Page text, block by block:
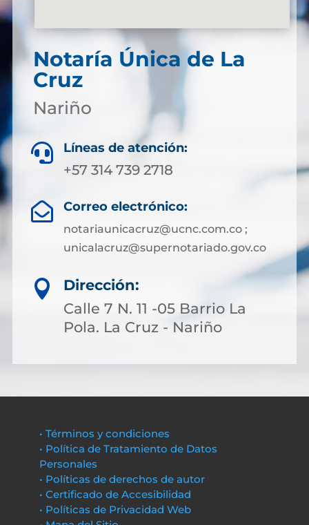
Notaría Única de La
Cruz
Nariño
 Líneas de atención:
+57 314 739 2718
 Correo electrónico:
notariaunicacruz@ucnc.com.co ;
unicalacruz@supernotariado.gov.co

Dirección:
Calle 7 N. 11 -05 Barrio La
Pola. La Cruz - Nariño
• Términos y condiciones
• Política de Tratamiento de Datos
Personales
• Políticas de derechos de autor
• Certificado de Accesibilidad
• Políticas de Privacidad Web